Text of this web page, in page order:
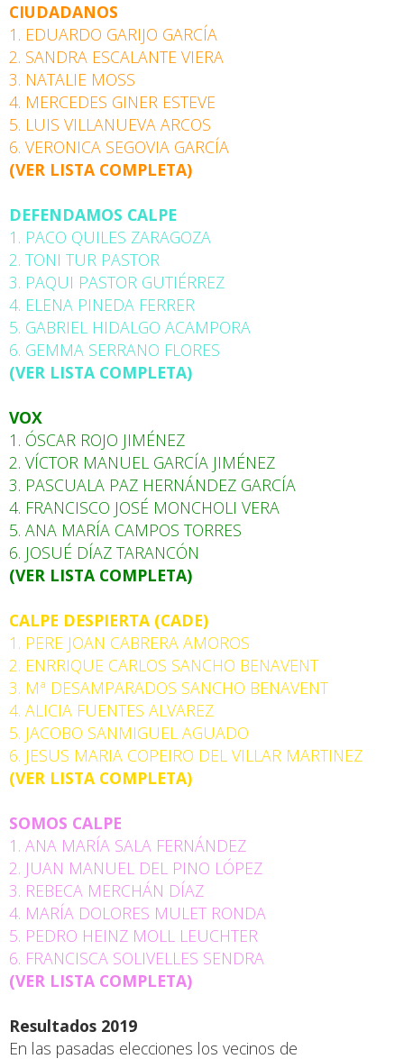
CIUDADANOS
1. EDUARDO GARIJO GARCÍA
2. SANDRA ESCALANTE VIERA
3. NATALIE MOSS
4. MERCEDES GINER ESTEVE
5. LUIS VILLANUEVA ARCOS
6. VERONICA SEGOVIA GARCÍA
(VER LISTA COMPLETA)
DEFENDAMOS CALPE
1. PACO QUILES ZARAGOZA
2. TONI TUR PASTOR
3. PAQUI PASTOR GUTIÉRREZ
4. ELENA PINEDA FERRER
5. GABRIEL HIDALGO ACAMPORA
6. GEMMA SERRANO FLORES
(VER LISTA COMPLETA)
VOX
1. ÓSCAR ROJO JIMÉNEZ
2. VÍCTOR MANUEL GARCÍA JIMÉNEZ
3. PASCUALA PAZ HERNÁNDEZ GARCÍA
4. FRANCISCO JOSÉ MONCHOLI VERA
5. ANA MARÍA CAMPOS TORRES
6. JOSUÉ DÍAZ TARANCÓN
(VER LISTA COMPLETA)
CALPE DESPIERTA (CADE)
1. PERE JOAN CABRERA AMOROS
2. ENRRIQUE CARLOS SANCHO BENAVENT
3. Mª DESAMPARADOS SANCHO BENAVENT
4. ALICIA FUENTES ALVAREZ
5. JACOBO SANMIGUEL AGUADO
6. JESUS MARIA COPEIRO DEL VILLAR MARTINEZ
(VER LISTA COMPLETA)
SOMOS CALPE
1. ANA MARÍA SALA FERNÁNDEZ
2. JUAN MANUEL DEL PINO LÓPEZ
3. REBECA MERCHÁN DÍAZ
4. MARÍA DOLORES MULET RONDA
5. PEDRO HEINZ MOLL LEUCHTER
6. FRANCISCA SOLIVELLES SENDRA
(VER LISTA COMPLETA)
Resultados 2019
En las pasadas elecciones los vecinos de